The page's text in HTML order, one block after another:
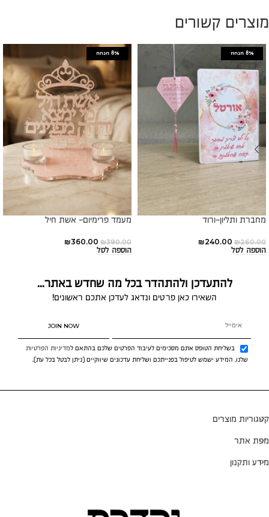
מוצרים קשורים
8% הנחה
מחברת ותליון-ורוד
₪260.00
₪240.00
הוספה לסל
8% הנחה
מעמד פרימיום- אשת חיל
₪390.00
₪360.00
הוספה לסל
להתעדכן ולהתהדר בכל מה שחדש באתר...
השאירו כאן פרטים ונדאג לעדכן אתכם ראשונים!
בשליחת הטופס אתם מסכימים לעיבוד הפרטים שלכם בהתאם למדיניות הפרטיות
שלנו. המידע ישמש לטיפול בפנייתכם ושליחת עדכונים שיווקיים (ניתן לבטל בכל עת).
JOIN NOW
קטגוריות מוצרים
מפת אתר
מידע ותקנון